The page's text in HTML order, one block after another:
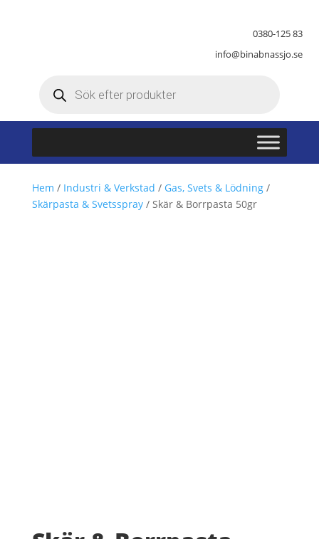
0380-125 83
info@binabnassjo.se
Hem / Industri & Verkstad / Gas, Svets & Lödning/
Skärpasta & Svetsspray/ Skär & Borrpasta 50gr